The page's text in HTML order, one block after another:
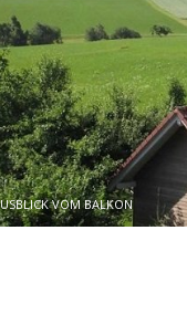
VOM BALKON